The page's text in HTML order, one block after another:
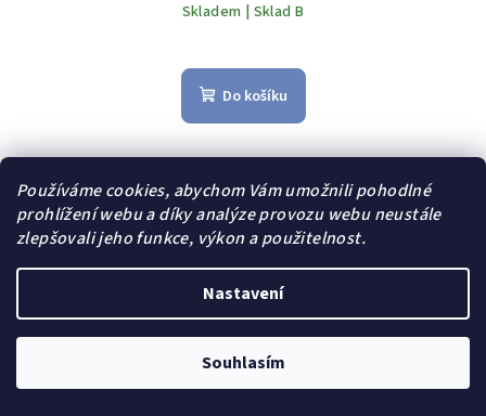
Používáme cookies, abychom Vám umožnili pohodlné
prohlížení webu a díky analýze provozu webu neustále
zlepšovali jeho funkce, výkon a použitelnost.
Nastavení
Souhlasím
Skladem | Sklad B
Do košíku
Dárek zdarma